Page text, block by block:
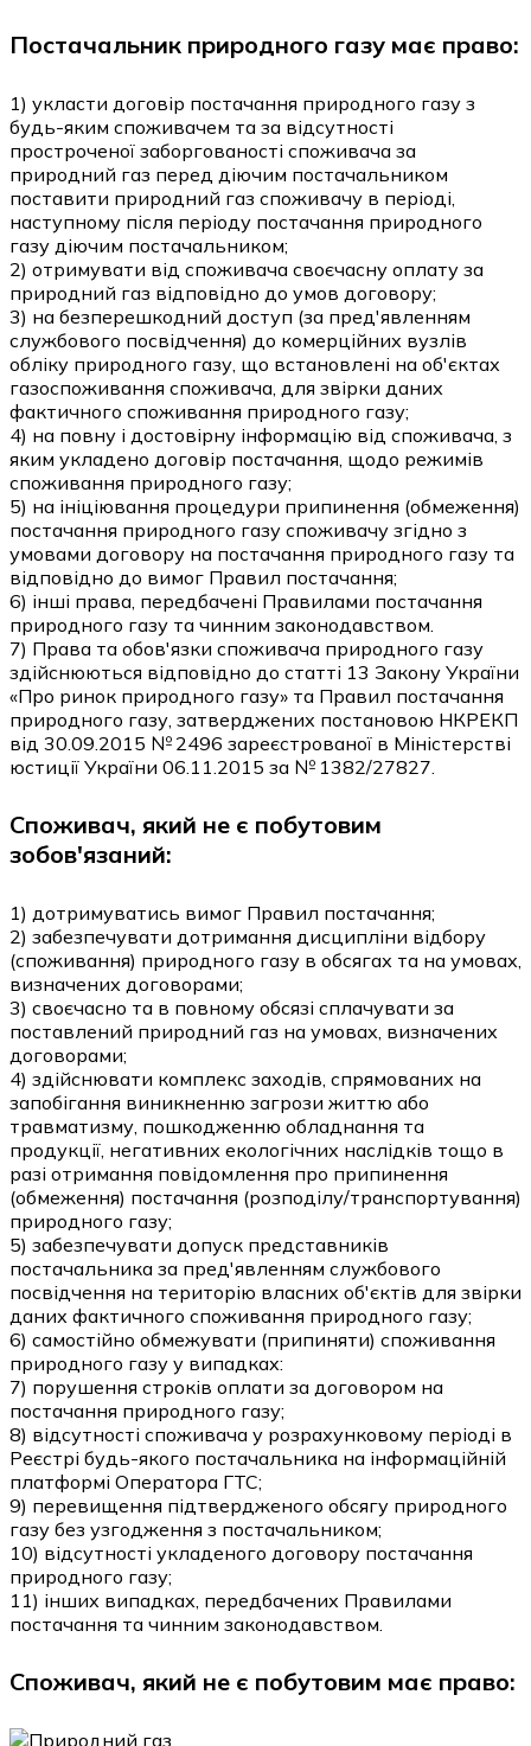
Постачальник природного газу має право:
1) укласти договір постачання природного газу з
будь-яким споживачем та за відсутності
простроченої заборгованості споживача за
природний газ перед діючим постачальником
поставити природний газ споживачу в періоді,
наступному після періоду постачання природного
газу діючим постачальником;
2) отримувати від споживача своєчасну оплату за
природний газ відповідно до умов договору;
3) на безперешкодний доступ (за пред'явленням
службового посвідчення) до комерційних вузлів
обліку природного газу, що встановлені на об'єктах
газоспоживання споживача, для звірки даних
фактичного споживання природного газу;
4) на повну і достовірну інформацію від споживача, з
яким укладено договір постачання, щодо режимів
споживання природного газу;
5) на ініціювання процедури припинення (обмеження)
постачання природного газу споживачу згідно з
умовами договору на постачання природного газу та
відповідно до вимог Правил постачання;
6) інші права, передбачені Правилами постачання
природного газу та чинним законодавством.
7) Права та обов'язки споживача природного газу
здійснюються відповідно до статті 13 Закону України
«Про ринок природного газу» та Правил постачання
природного газу, затверджених постановою НКРЕКП
від 30.09.2015 № 2496 зареєстрованої в Міністерстві
юстиції України 06.11.2015 за № 1382/27827.
Споживач, який не є побутовим
зобов'язаний:
1) дотримуватись вимог Правил постачання;
2) забезпечувати дотримання дисципліни відбору
(споживання) природного газу в обсягах та на умовах,
визначених договорами;
3) своєчасно та в повному обсязі сплачувати за
поставлений природний газ на умовах, визначених
договорами;
4) здійснювати комплекс заходів, спрямованих на
запобігання виникненню загрози життю або
травматизму, пошкодженню обладнання та
продукції, негативних екологічних наслідків тощо в
разі отримання повідомлення про припинення
(обмеження) постачання (розподілу/транспортування)
природного газу;
5) забезпечувати допуск представників
постачальника за пред'явленням службового
посвідчення на територію власних об'єктів для звірки
даних фактичного споживання природного газу;
6) самостійно обмежувати (припиняти) споживання
природного газу у випадках:
7) порушення строків оплати за договором на
постачання природного газу;
8) відсутності споживача у розрахунковому періоді в
Реєстрі будь-якого постачальника на інформаційній
платформі Оператора ГТС;
9) перевищення підтвердженого обсягу природного
газу без узгодження з постачальником;
10) відсутності укладеного договору постачання
природного газу;
11) інших випадках, передбачених Правилами
постачання та чинним законодавством.
Споживач, який не є побутовим має право: